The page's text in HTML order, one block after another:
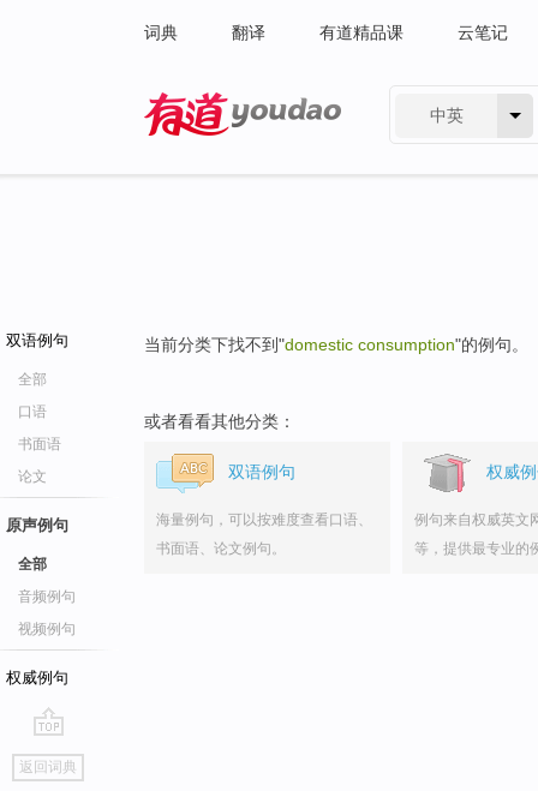
词典 翻译 有道精品课 云笔记
中英
双语例句
全部
口语
书面语
论文
原声例句
全部
音频例句
视频例句
权威例句
go
top
返回词典
当前分类下找不到"domestic consumption"的例句。
或者看看其他分类：
双语例句
海量例句，可以按难度查看口语、
书面语、论文例句。
权威
例句来自权威英文
等，提供最专业的